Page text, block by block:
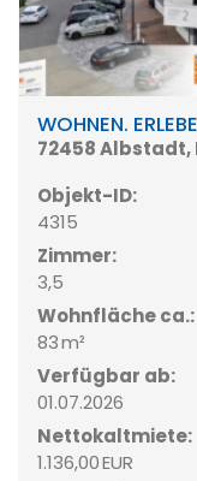
WOHNEN.
72458 Albstadt,
Objekt-ID:
4315
Zimmer:
3,5
Wohnfläche ca.:
83 m²
Verfügbar ab:
01.07.2026
Nettokaltmiete:
1.136,00 EUR